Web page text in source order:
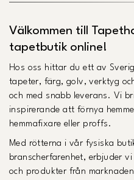
Välkommen till
tapetbutik online!
Hos oss hittar du ett av
tapeter, färg, golv, verktyg
och med snabb leverans. Vi
inspirerande att förnya
hemmafixare eller proffs.
Med rötterna i vår fysiska
branscherfarenhet, erbjuder
och produkter från